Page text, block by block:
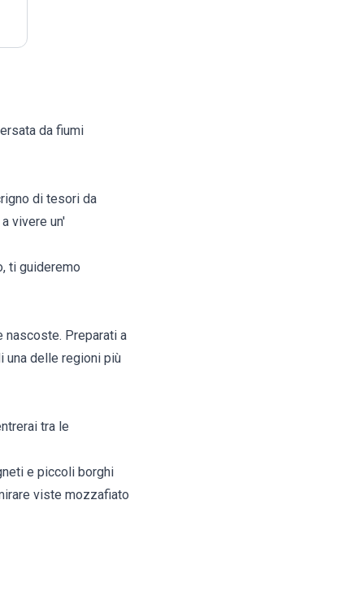
da fiumi
di tesori da
vivere un'
ti guideremo
Preparati a
una delle regioni più
tra le
e piccoli borghi
viste mozzafiato